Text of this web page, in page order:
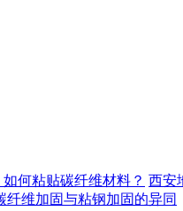
何粘贴碳纤维材料？ 西安
纤维加固与粘钢加固的异同